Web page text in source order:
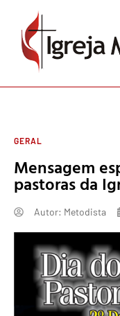
GERAL
Mensagem
pastoras da
Autor: Metodista